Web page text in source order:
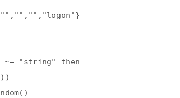
"string" then